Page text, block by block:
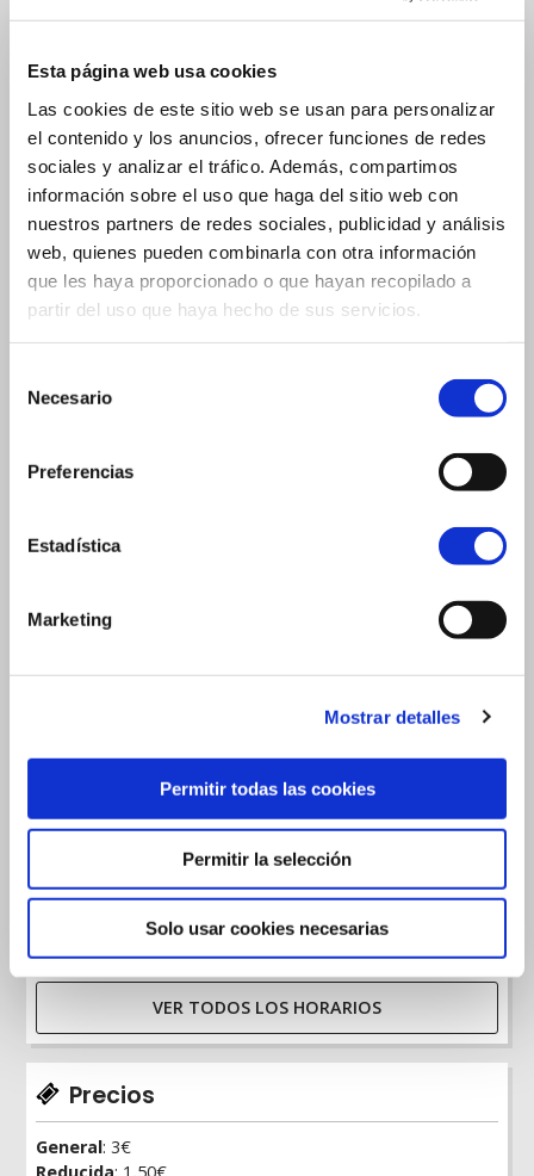
Esta página web usa cookies
Las cookies de este sitio web se usan para personalizar
el contenido y los anuncios, ofrecer funciones de redes
sociales y analizar el tráfico. Además, compartimos
información sobre el uso que haga del sitio web con
nuestros partners de redes sociales, publicidad y análisis
web, quienes pueden combinarla con otra información
que les haya proporcionado o que hayan recopilado a
partir del uso que haya hecho de sus servicios.
Necesario
Preferencias
Estadística
Marketing
Mostrar detalles
Permitir todas las cookies
Permitir la selección
Solo usar cookies necesarias
en propuestas exclusivas
Aprende
Disfruta de todo los que el Museo de Reproducciones
Explora la Colección del Museo de Reproducciones
Hoy
Mañana: 10:00 - 15:00
VER TODOS LOS HORARIOS
Precios
General: 3€
Reducida: 1,50€